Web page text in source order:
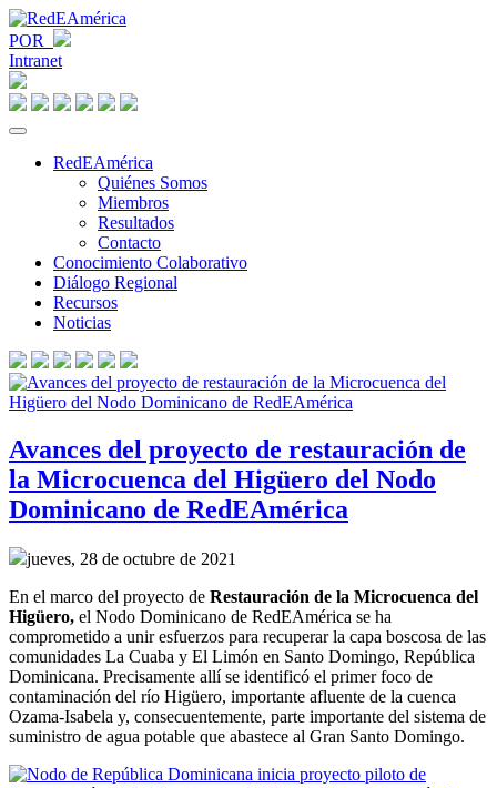
POR
Intranet
RedEAmérica
Quiénes Somos
Miembros
Resultados
Contacto
Conocimiento Colaborativo
Diálogo Regional
Recursos
Noticias
Avances del proyecto de restauración de
la Microcuenca del Higüero del Nodo
Dominicano de RedEAmérica
jueves, 28 de octubre de 2021
En el marco del proyecto de Restauración de la Microcuenca del
Higüero, el Nodo Dominicano de RedEAmérica se ha
comprometido a unir esfuerzos para recuperarla capa boscosa de las
comunidades La Cuaba y El Limón en Santo Domingo, República
Dominicana. Precisamente allíse identificó el primer foco de
contaminación del río Higüero, importante afluente de la cuenca
Ozama-Isabela y, consecuentemente, parte importante del sistema de
suministro de agua potable que abastece al Gran Santo Domingo.